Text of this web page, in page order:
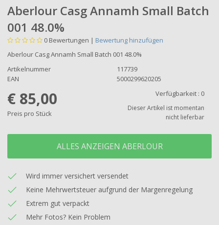
Aberlour Casg Annamh Small Batch
001 48.0%
0 Bewertungen | Bewertung hinzufügen
Aberlour Casg Annamh Small Batch 001 48.0%
Artikelnummer
117739
EAN
5000299620205
€ 85,00
Preis pro Stück
Verfügbarkeit : 0
Dieser Artikel ist momentan
nicht lieferbar
ALLES ANZEIGEN ABERLOUR
Wird immer versichert versendet
Keine Mehrwertsteuer aufgrund der Margenregelung
Extrem gut verpackt
Mehr Fotos? Kein Problem